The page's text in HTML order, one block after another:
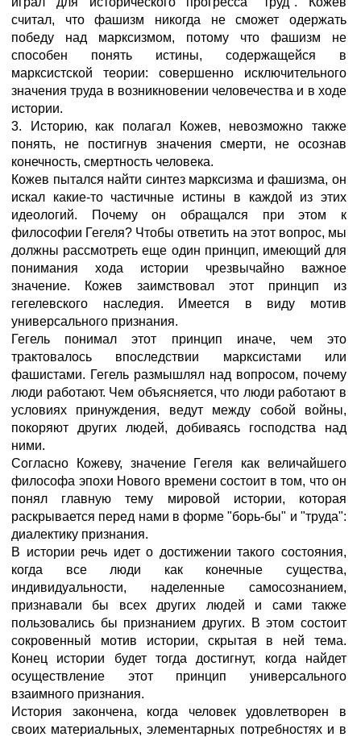
считал, что фашизм никогда не сможет одержать
победу над марксизмом, потому что фашизм не
способен понять истины, содержащейся в
марксистской теории: совершенно исключительного
значения труда в возникновении человечества и в ходе
истории.
3. Историю, как полагал Кожев, невозможно также
понять, не постигнув значения смерти, не осознав
конечность, смертность человека.
Кожев пытался найти синтез марксизма и фашизма, он
искал какие-то частичные истины в каждой из этих
идеологий. Почему он обращался при этом к
философии Гегеля? Чтобы ответить на этот вопрос, мы
должны рассмотреть еще один принцип, имеющий для
понимания хода истории чрезвычайно важное
значение. Кожев заимствовал этот принцип из
гегелевского наследия. Имеется в виду мотив
универсального признания.
Гегель понимал этот принцип иначе, чем это
трактовалось впоследствии марксистами или
фашистами. Гегель размышлял над вопросом, почему
люди работают. Чем объясняется, что люди работают в
условиях принуждения, ведут между собой войны,
покоряют других людей, добиваясь господства над
ними.
Согласно Кожеву, значение Гегеля как величайшего
философа эпохи Нового времени состоит в том, что он
понял главную тему мировой истории, которая
раскрывается перед нами в форме "борь-бы" и "труда":
диалектику признания.
В истории речь идет о достижении такого состояния,
когда все люди как конечные существа,
индивидуальности, наделенные самосознанием,
признавали бы всех других людей и сами также
пользовались бы признанием других. В этом состоит
сокровенный мотив истории, скрытая в ней тема.
Конец истории будет тогда достигнут, когда найдет
осуществление этот принцип универсального
взаимного признания.
История закончена, когда человек удовлетворен в
своих материальных, элементарных потребностях и в